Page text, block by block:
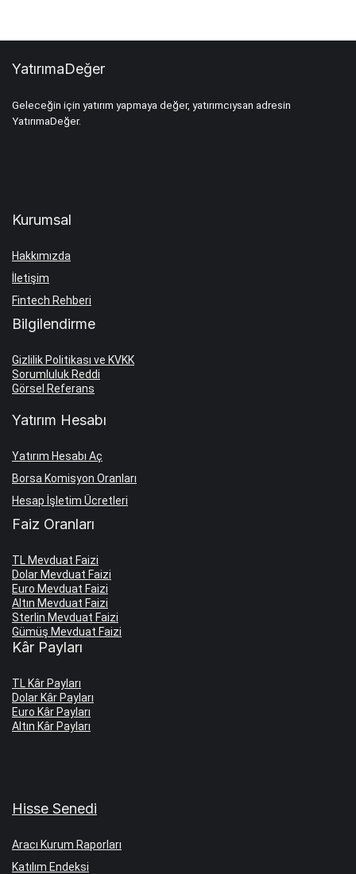
YatırımaDeğer
Geleceğin için yatırım yapmaya değer, yatırımcıysan adresin
YatırımaDeğer.
Kurumsal
Hakkımızda
İletişim
Fintech Rehberi
Bilgilendirme
Gizlilik Politikası ve KVKK
Sorumluluk Reddi
Görsel Referans
Yatırım Hesabı
Yatırım Hesabı Aç
Borsa Komisyon Oranları
Hesap İşletim Ücretleri
Faiz Oranları
TL Mevduat Faizi
Dolar Mevduat Faizi
Euro Mevduat Faizi
Altın Mevduat Faizi
Sterlin Mevduat Faizi
Gümüş Mevduat Faizi
Kâr Payları
TL Kâr Payları
Dolar Kâr Payları
Euro Kâr Payları
Altın Kâr Payları
Hisse Senedi
Aracı Kurum Raporları
Katılım Endeksi